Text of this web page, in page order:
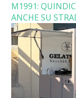
M1991:
ANCHE SU